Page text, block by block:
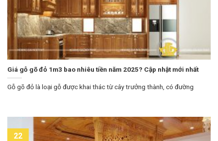
Giá gỗ gõ đỏ 1m3 bao nhiêu tiền năm 2025? Cập nhật mới nhất
Gỗ gõ đỏ là loại gỗ được khai thác từ cây trưởng thành, có đường
22